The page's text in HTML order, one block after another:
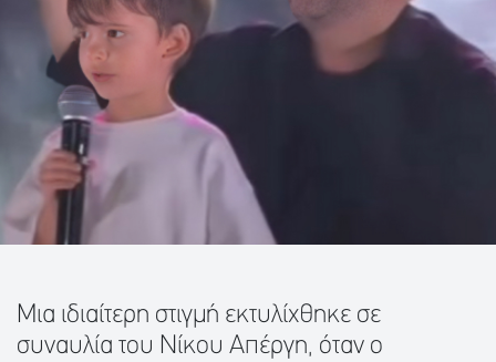
Μια ιδιαίτερη στιγμή εκτυλίχθηκε σε
συναυλία του Νίκου Απέργη, όταν ο